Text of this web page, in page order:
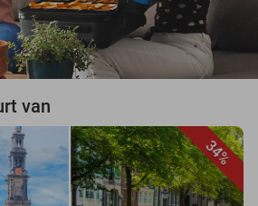
van
34%